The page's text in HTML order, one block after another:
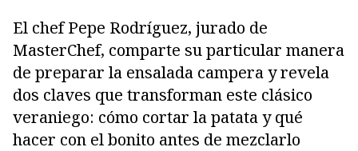
El chef Pepe Rodríguez, jurado de
MasterChef, comparte su particular manera
de preparar la ensalada campera y revela
dos claves que transforman este clásico
veraniego: cómo cortar la patata y qué
hacer con el bonito antes de mezclarlo